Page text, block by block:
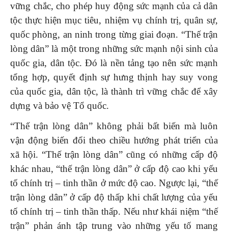
vững chắc, cho phép huy động sức mạnh của cả dân
tộc thực hiện mục tiêu, nhiệm vụ chính trị, quân sự,
quốc phòng, an ninh trong từng giai đoạn. “Thế trận
lòng dân” là một trong những sức mạnh nội sinh của
quốc gia, dân tộc. Đó là nền tảng tạo nên sức mạnh
tổng hợp, quyết định sự hưng thịnh hay suy vong
của quốc gia, dân tộc, là thành trì vững chắc để xây
dựng và bảo vệ Tổ quốc.
“Thế trận lòng dân” không phải bất biến mà luôn
vận động biến đổi theo chiều hướng phát triển của
xã hội. “Thế trận lòng dân” cũng có những cấp độ
khác nhau, “thế trận lòng dân” ở cấp độ cao khi yếu
tố chính trị – tinh thần ở mức độ cao. Ngược lại, “thế
trận lòng dân” ở cấp độ thấp khi chất lượng của yếu
tố chính trị – tinh thần thấp. Nếu như khái niệm “thế
trận” phản ánh tập trung vào những yếu tố mang